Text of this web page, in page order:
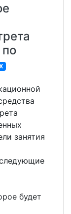
по
занятия
будет